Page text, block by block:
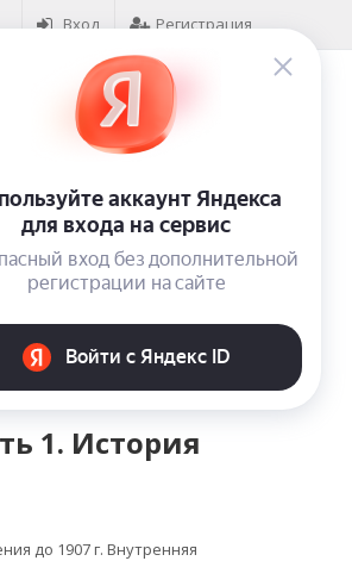
Вход Регистрация
Корзина ( 0)
на сумму0₽
КОНТАКТЫ ОТЗЫВЫ
(1901-1914)
1. История
до 1907 г. Внутренняя